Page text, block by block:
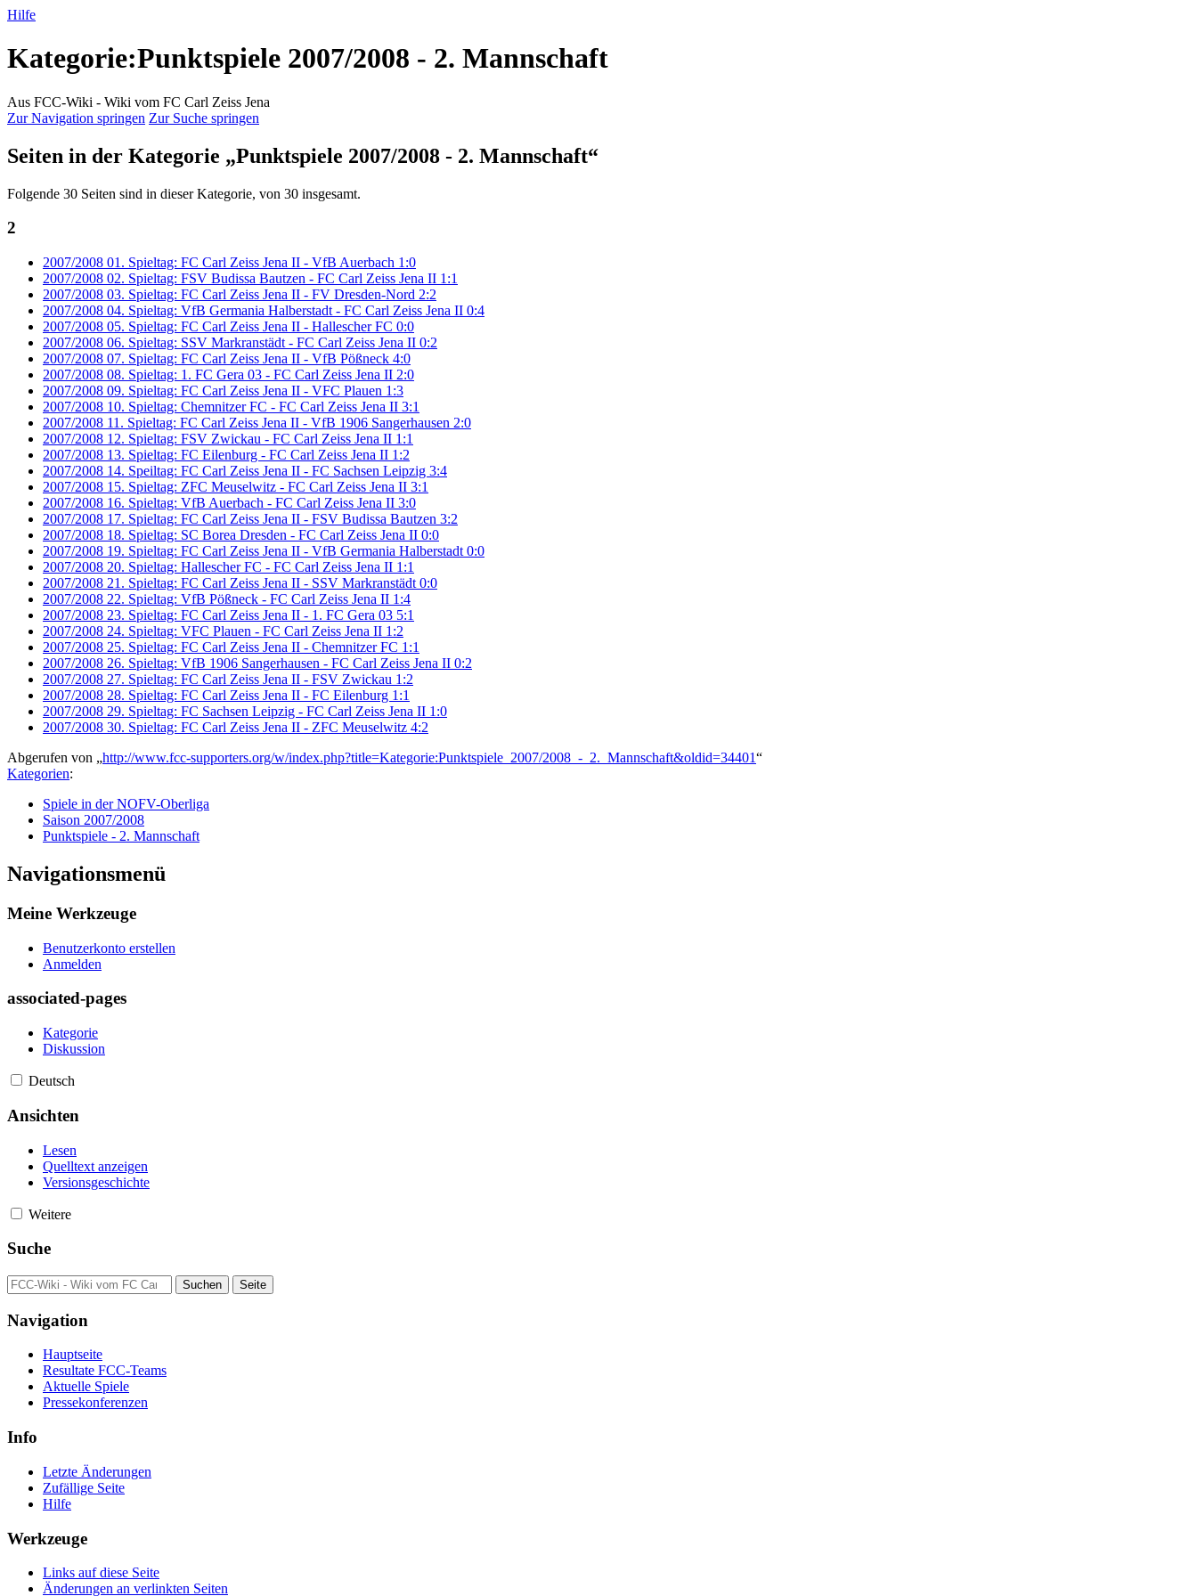
Hilfe
Kategorie:Punktspiele 2007/2008 - 2. Mannschaft
Aus FCC-Wiki - Wiki vom FC Carl Zeiss Jena
Zur Navigation springen Zur Suche springen
Seiten in der Kategorie „Punktspiele 2007/2008 - 2. Mannschaft“
Folgende 30 Seiten sind in dieser Kategorie, von 30 insgesamt.
2
2007/2008 01. Spieltag: FC Carl Zeiss Jena II - VfB Auerbach 1:0
2007/2008 02. Spieltag: FSV Budissa Bautzen - FC Carl Zeiss Jena II 1:1
2007/2008 03. Spieltag: FC Carl Zeiss Jena II - FV Dresden-Nord 2:2
2007/2008 04. Spieltag: VfB Germania Halberstadt - FC Carl Zeiss Jena II 0:4
2007/2008 05. Spieltag: FC Carl Zeiss Jena II - Hallescher FC 0:0
2007/2008 06. Spieltag: SSV Markranstädt - FC Carl Zeiss Jena II 0:2
2007/2008 07. Spieltag: FC Carl Zeiss Jena II - VfB Pößneck 4:0
2007/2008 08. Spieltag: 1. FC Gera 03 - FC Carl Zeiss Jena II 2:0
2007/2008 09. Spieltag: FC Carl Zeiss Jena II - VFC Plauen 1:3
2007/2008 10. Spieltag: Chemnitzer FC - FC Carl Zeiss Jena II 3:1
2007/2008 11. Spieltag: FC Carl Zeiss Jena II - VfB 1906 Sangerhausen 2:0
2007/2008 12. Spieltag: FSV Zwickau - FC Carl Zeiss Jena II 1:1
2007/2008 13. Spieltag: FC Eilenburg - FC Carl Zeiss Jena II 1:2
2007/2008 14. Speiltag: FC Carl Zeiss Jena II - FC Sachsen Leipzig 3:4
2007/2008 15. Spieltag: ZFC Meuselwitz - FC Carl Zeiss Jena II 3:1
2007/2008 16. Spieltag: VfB Auerbach - FC Carl Zeiss Jena II 3:0
2007/2008 17. Spieltag: FC Carl Zeiss Jena II - FSV Budissa Bautzen 3:2
2007/2008 18. Spieltag: SC Borea Dresden - FC Carl Zeiss Jena II 0:0
2007/2008 19. Spieltag: FC Carl Zeiss Jena II - VfB Germania Halberstadt 0:0
2007/2008 20. Spieltag: Hallescher FC - FC Carl Zeiss Jena II 1:1
2007/2008 21. Spieltag: FC Carl Zeiss Jena II - SSV Markranstädt 0:0
2007/2008 22. Spieltag: VfB Pößneck - FC Carl Zeiss Jena II 1:4
2007/2008 23. Spieltag: FC Carl Zeiss Jena II - 1. FC Gera 03 5:1
2007/2008 24. Spieltag: VFC Plauen - FC Carl Zeiss Jena II 1:2
2007/2008 25. Spieltag: FC Carl Zeiss Jena II - Chemnitzer FC 1:1
2007/2008 26. Spieltag: VfB 1906 Sangerhausen - FC Carl Zeiss Jena II 0:2
2007/2008 27. Spieltag: FC Carl Zeiss Jena II - FSV Zwickau 1:2
2007/2008 28. Spieltag: FC Carl Zeiss Jena II - FC Eilenburg 1:1
2007/2008 29. Spieltag: FC Sachsen Leipzig - FC Carl Zeiss Jena II 1:0
2007/2008 30. Spieltag: FC Carl Zeiss Jena II - ZFC Meuselwitz 4:2
Abgerufen von „http://www.fcc-supporters.org/w/index.php?title=Kategorie:Punktspiele_2007/2008_-_2._Mannschaft&oldid=34401“
Kategorien:
Spiele in der NOFV-Oberliga
Saison 2007/2008
Punktspiele - 2. Mannschaft
Navigationsmenü
Meine Werkzeuge
Benutzerkonto erstellen
Anmelden
associated-pages
Kategorie
Diskussion
Deutsch
Ansichten
Lesen
Quelltext anzeigen
Versionsgeschichte
Weitere
Suche
Navigation
Hauptseite
Resultate FCC-Teams
Aktuelle Spiele
Pressekonferenzen
Info
Letzte Änderungen
Zufällige Seite
Hilfe
Werkzeuge
Links auf diese Seite
Änderungen an verlinkten Seiten